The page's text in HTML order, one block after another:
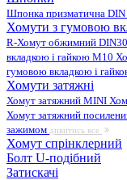
Шпонка призматична DIN
Хомути з гумовою
R-Хомут обжимний
вкладкою і гайкою M10
гумовою вкладкою і
Хомути затяжні
Хомут затяжний MINI
Хомут затяжний
зажимом дивитись все
Хомут спрінклерний
Болт U-подібний
Затискачі